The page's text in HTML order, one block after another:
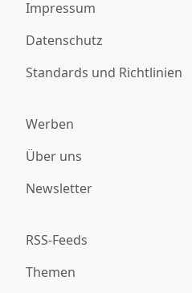
Impressum
Datenschutz
Standards und Richtlinien
Werben
Über uns
Newsletter
RSS-Feeds
Themen